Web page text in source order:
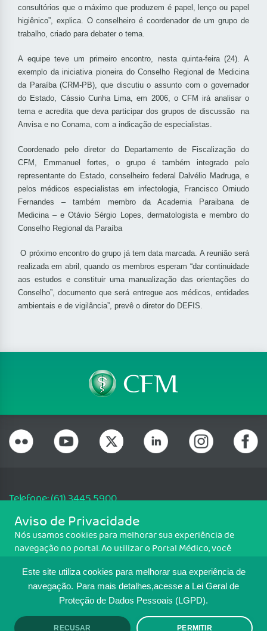
Este site utiliza cookies para melhorar sua experiência de
navegação. Para mais detalhes,acesse a Lei Geral de
Proteção de Dados Pessoais (LGPD).
RECUSAR PERMITIR
consultórios que o máximo que produzem é papel, lenço ou papel
higiênico”, explica. O conselheiro é coordenador de um grupo de
trabalho, criado para debater o tema.
A equipe teve um primeiro encontro, nesta quinta-feira (24). A
exemplo da iniciativa pioneira do Conselho Regional de Medicina
da Paraíba (CRM-PB), que discutiu o assunto com o governador
do Estado, Cássio Cunha Lima, em 2006, o CFM irá analisar o
tema e acredita que deva participar dos grupos de discussão na
Anvisa e no Conama, com a indicação de especialistas.
Coordenado pelo diretor do Departamento de Fiscalização do
CFM, Emmanuel fortes, o grupo é também integrado pelo
representante do Estado, conselheiro federal Dalvélio Madruga, e
pelos médicos especialistas em infectologia, Francisco Orniudo
Fernandes – também membro da Academia Paraibana de
Medicina – e Otávio Sérgio Lopes, dermatologista e membro do
Conselho Regional da Paraíba
O próximo encontro do grupo já tem data marcada. A reunião será
realizada em abril, quando os membros esperam “dar continuidade
aos estudos e constituir uma manualização das orientações do
Conselho”, documento que será entregue aos médicos, entidades
ambientais e de vigilância”, prevê o diretor do DEFIS.
Telefone: (61) 3445 5900
Email: cfm@portalmedico.org.br
SGAS 616, Conjunto D, Lote 115, L2 Sul, Brasília/DF - CEP: 70200-760 -
CNPJ: 33.583.550/0001-30
MAPA DO SITE
TRANSPARÊNCIA E PRESTAÇÃO DE
Aviso de Privacidade
Nós usamos cookies para melhorar sua experiência de
navegação no portal. Ao utilizar o Portal Médico, você
Para ter mais informações sobre como isso é feito, acesse
Política de cookies. Se você concorda, clique em ACEITO.